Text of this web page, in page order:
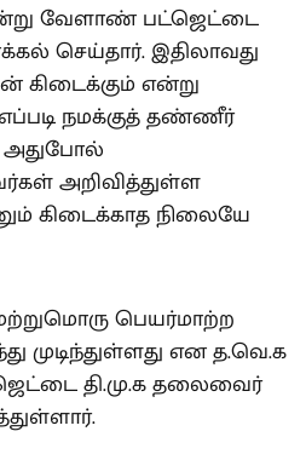
வேளாண் பட்ஜெட்டை
செய்தார். இதிலாவது
கிடைக்கும் என்று
எப்படி நமக்குத் தண்ணீர்
அறிவித்துள்ள
கிடைக்காத நிலையே
பெயர்மாற்ற
முடிந்துள்ளது என த.வெ.க
தி.மு.க தலைவைர்